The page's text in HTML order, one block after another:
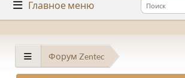
Главное меню
Форум Zentec